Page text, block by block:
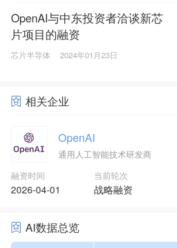
OpenAI与中东投资者洽谈新芯
片项目的融资
芯片半导体 2024年01月23日
相关企业
OpenAI
通用人工智能技术研发商
融资时间
2026-04-01
当前轮次
战略融资
AI数据总览